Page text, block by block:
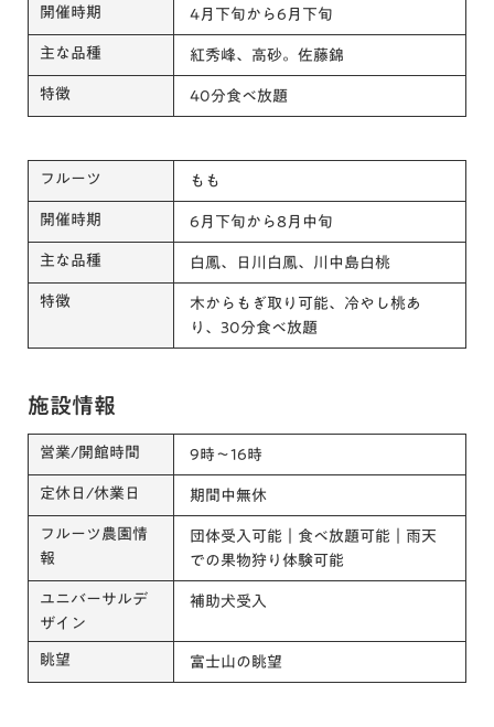
開催時期 4月下旬から6月下旬
主な品種 紅秀峰、高砂。佐藤錦
特徴 40分食べ放題
フルーツ もも
開催時期 6月下旬から8月中旬
主な品種 白鳳、日川白鳳、川中島白桃
特徴
木からもぎ取り可能、冷やし桃あ
り、30分食べ放題
施設情報
営業/開館時間 9時～16時
定休日/休業日 期間中無休
フルーツ農園情
報
団体受入可能｜食べ放題可能｜雨天
での果物狩り体験可能
ユニバーサルデ
ザイン
補助犬受入
眺望 富士山の眺望